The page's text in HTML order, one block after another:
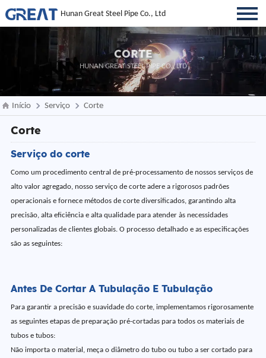
Hunan Great Steel Pipe Co., Ltd
CORTE
HUNAN GREAT STEEL PIPE CO., LTD
Início Serviço Corte
Corte
Serviço do corte
Como um procedimento central de pré-processamento de nossos serviços de
alto valor agregado, nosso serviço de corte adere a rigorosos padrões
operacionais e fornece métodos de corte diversificados, garantindo alta
precisão, alta eficiência e alta qualidade para atender às necessidades
personalizadas de clientes globais. O processo detalhado e as especificações
são as seguintes:
Antes De Cortar A Tubulação E Tubulação
Para garantir a precisão e suavidade do corte, implementamos rigorosamente
as seguintes etapas de preparação pré-cortadas para todos os materiais de
tubos e tubos:
Não importa o material, meça o diâmetro do tubo ou tubo a ser cortado para